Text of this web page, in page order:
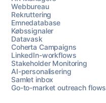
Webbureau
Rekruttering
Emnedatabase
Købssignaler
Datavask
Coherta Campaigns
LinkedIn-workflows
Stakeholder Monitoring
AI-personalisering
Samlet inbox
Go-to-market outreach flows